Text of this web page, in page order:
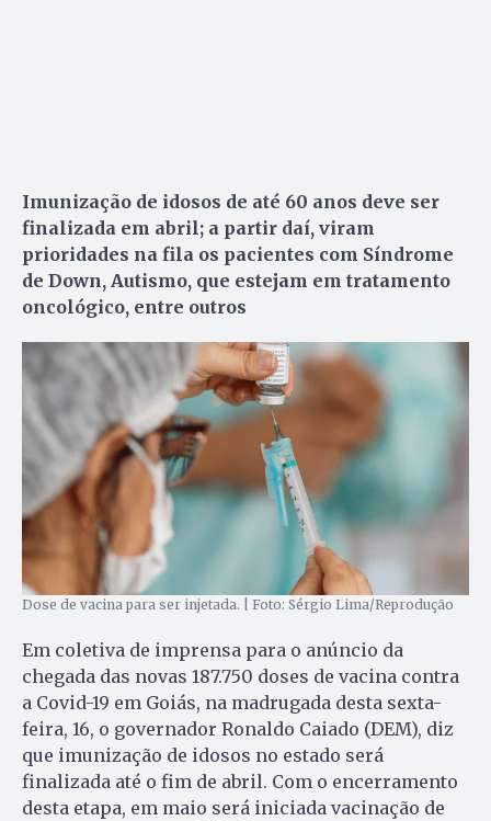
Imunização de idosos de até 60 anos deve ser
finalizada em abril; a partir daí, viram
prioridades na fila os pacientes com Síndrome
de Down, Autismo, que estejam em tratamento
oncológico, entre outros
Dose de vacina para ser injetada. | Foto: Sérgio Lima/Reprodução
Em coletiva de imprensa para o anúncio da
chegada das novas 187.750 doses de vacina contra
a Covid-19 em Goiás, na madrugada desta sexta-
feira, 16, o governador Ronaldo Caiado (DEM), diz
que imunização de idosos no estado será
finalizada até o fim de abril. Com o encerramento
desta etapa, em maio será iniciada vacinação de